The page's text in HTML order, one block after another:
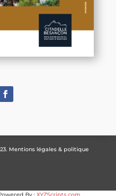
Mentions légales & politique
By : XYZScripts.com